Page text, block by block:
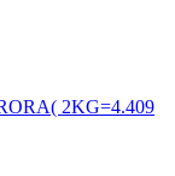
2KG=4.409